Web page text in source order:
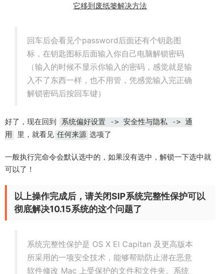
回车后会看见个password后面还有个钥匙图
标，在钥匙图标后面输入你自己电脑解锁密码
（输入的时候不显示你输入的密码，感觉就是输
入不了东西一样，也不用管，凭感觉输入完正确
解锁密码后按回车键）
好了，现在回到
系统偏好设置 -> 安全性与隐私 -> 通
用
里，就看见 任何来源 选项了
一般执行完命令会默认选中的，如果没有选中，解锁一下选中就
可以了！
以上操作完成后，请关闭SIP系统完整性保护可以
彻底解决10.15系统的这个问题了
系统完整性保护是 OS X El Capitan 及更高版本
所采用的一项安全技术，能够帮助防止潜在恶意
软件修改 Mac 上受保护的文件和文件夹。系统